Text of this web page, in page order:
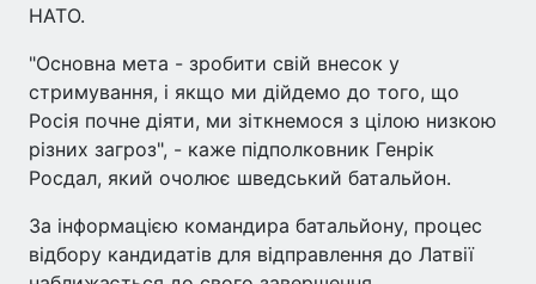
НАТО.
"Основна мета - зробити свій внесок у
стримування, і якщо ми дійдемо до того, що
Росія почне діяти, ми зіткнемося з цілою низкою
різних загроз", - каже підполковник Генрік
Росдал, який очолює шведський батальйон.
За інформацією командира батальйону, процес
відбору кандидатів для відправлення до Латвії